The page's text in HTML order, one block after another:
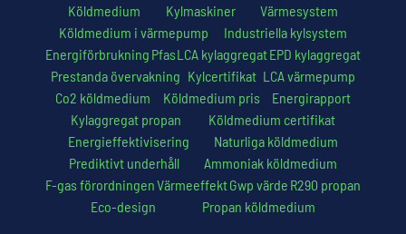
Köldmedium Kylmaskiner
Värmesystem
Köldmedium i värmepump
Industriella kylsystem
Energiförbrukning PfasLCA kylaggregatEPD kylaggregat
Prestanda övervakning Kylcertifikat LCA värmepump
Co2 köldmedium
Köldmedium pris
Energirapport
Kylaggregat propan
Köldmedium certifikat
Energieffektivisering
Naturliga köldmedium
Prediktivt underhåll
Ammoniak köldmedium
F-gas förordningenVärmeeffektGwp värde R290 propan
Eco-design
Propan köldmedium